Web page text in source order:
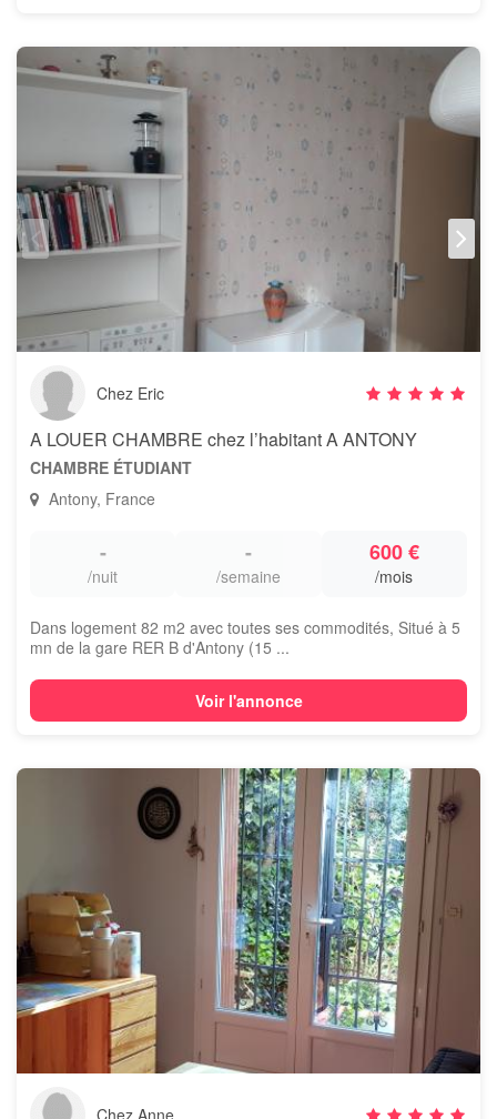
Chez Eric
A LOUER CHAMBRE chez l’habitant A ANTONY
CHAMBRE ÉTUDIANT
Antony, France
-
/nuit
-
/semaine
600 €
/mois
Dans logement 82 m2 avec toutes ses commodités, Situé à 5
mn de la gare RER B d'Antony (15 ...
Voir l'annonce
Chez Anne